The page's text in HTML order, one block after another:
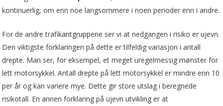
kontinuerlig, om enn noe langsommere i noen perioder enn i andre.
For de andre trafikantgruppene ser vi at nedgangen i risiko er ujevn.
Den viktigste forklaringen på dette er tilfeldig variasjon i antall
drepte. Man ser, for eksempel, et meget uregelmessig mønster for
lett motorsykkel. Antall drepte på lett motorsykkel er mindre enn 10
per år og kan variere mye. Dette gir store utslag i beregnede
risikotall. En annen forklaring på ujevn utvikling er at